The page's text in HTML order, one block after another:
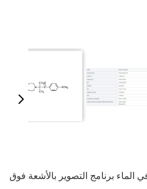
الماء برنامج التصوير بالأشعة فوق